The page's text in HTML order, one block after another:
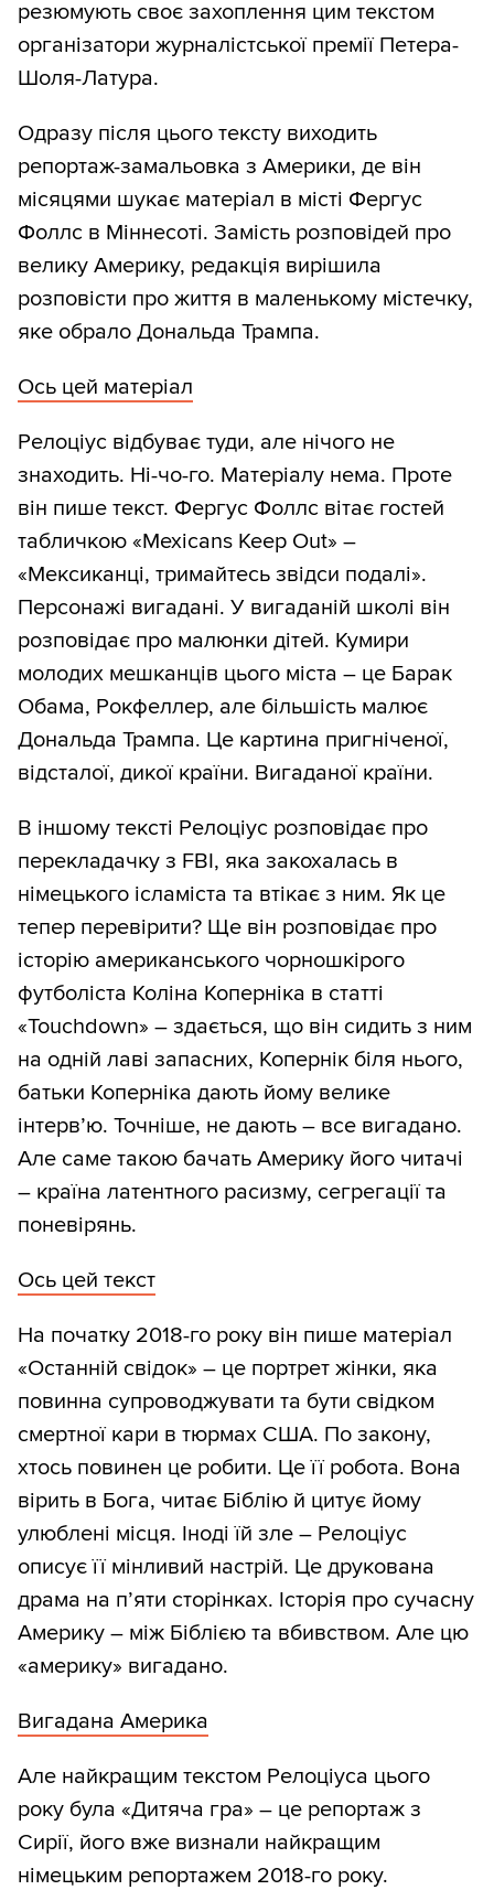
резюмують своє захоплення цим текстом
організатори журналістської премії Петера-
Шоля-Латура.
Одразу після цього тексту виходить
репортаж-замальовка з Америки, де він
місяцями шукає матеріал в місті Фергус
Фоллс в Міннесоті. Замість розповідей про
велику Америку, редакція вирішила
розповісти про життя в маленькому містечку,
яке обрало Дональда Трампа.
Ось цей матеріал
Релоціус відбуває туди, але нічого не
знаходить. Ні-чо-го. Матеріалу нема. Проте
він пише текст. Фергус Фоллс вітає гостей
табличкою «Mexicans Keep Out» –
«Мексиканці, тримайтесь звідси подалі».
Персонажі вигадані. У вигаданій школі він
розповідає про малюнки дітей. Кумири
молодих мешканців цього міста – це Барак
Обама, Рокфеллер, але більшість малює
Дональда Трампа. Це картина пригніченої,
відсталої, дикої країни. Вигаданої країни.
В іншому тексті Релоціус розповідає про
перекладачку з FBI, яка закохалась в
німецького ісламіста та втікає з ним. Як це
тепер перевірити? Ще він розповідає про
історію американського чорношкірого
футболіста Коліна Коперніка в статті
«Touchdown» – здається, що він сидить з ним
на одній лаві запасних, Копернік біля нього,
батьки Коперніка дають йому велике
інтерв’ю. Точніше, не дають – все вигадано.
Але саме такою бачать Америку його читачі
– країна латентного расизму, сегрегації та
поневірянь.
Ось цей текст
На початку 2018-го року він пише матеріал
«Останній свідок» – це портрет жінки, яка
повинна супроводжувати та бути свідком
смертної кари в тюрмах США. По закону,
хтось повинен це робити. Це її робота. Вона
вірить в Бога, читає Біблію й цитує йому
улюблені місця. Іноді їй зле – Релоціус
описує її мінливий настрій. Це друкована
драма на п’яти сторінках. Історія про сучасну
Америку – між Біблією та вбивством. Але цю
«америку» вигадано.
Вигадана Америка
Але найкращим текстом Релоціуса цього
року була «Дитяча гра» – це репортаж з
Сирії, його вже визнали найкращим
німецьким репортажем 2018-го року.